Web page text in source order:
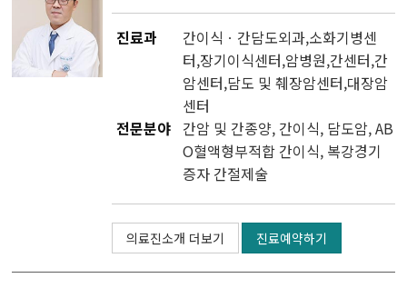
진료과 간이식ㆍ간담도외과,소화기병센
터,장기이식센터,암병원,간센터,간
암센터,담도 및 췌장암센터,대장암
센터
전문분야 간암 및 간종양, 간이식, 담도암, AB
O혈액형부적합 간이식, 복강경기
증자 간절제술
의료진소개 더보기 진료예약하기